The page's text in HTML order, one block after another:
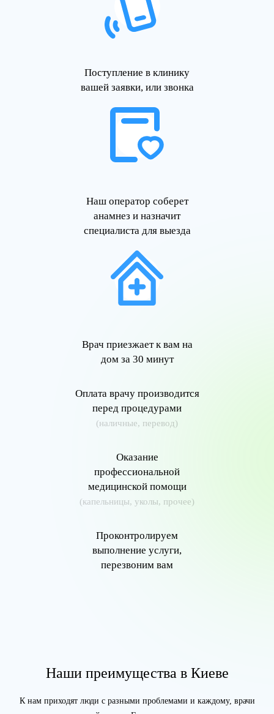
Поступление в клинику
вашей заявки, или звонка
Наш оператор соберет
анамнез и назначит
специалиста для выезда
Врач приезжает к вам на
дом за 30 минут
Оплата врачу производится
перед процедурами
(наличные, перевод)
Оказание
профессиональной
медицинской помощи
(капельницы, уколы, прочее)
Проконтролируем
выполнение услуги,
перезвоним вам
Наши преимущества в Киеве
К нам приходят люди с разными проблемами и каждому, врачи